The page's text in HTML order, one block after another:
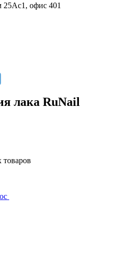
25Аc1, офис 401
лака RuNail